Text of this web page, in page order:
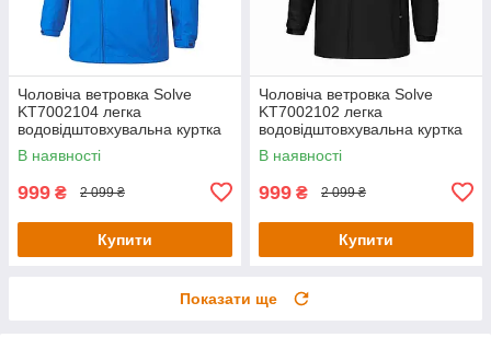
Чоловіча ветровка Solve
KT7002104 легка
водовідштовхувальна куртка
для весни та осені Синя -
розмір XS
В наявності
999 ₴ 2 099 ₴
Купити
Чоловіча ветровка Solve
KT7002102 легка
водовідштовхувальна куртка
для весни та осені Чорна -
розмір M
В наявності
999 ₴ 2 099 ₴
Купити
Показати ще